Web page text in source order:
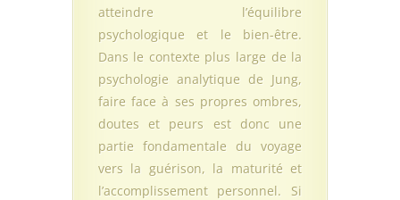
atteindre l’équilibre
psychologique et le bien-être.
Dans le contexte plus large de la
psychologie analytique de Jung,
faire face à ses propres ombres,
doutes et peurs est donc une
partie fondamentale du voyage
vers la guérison, la maturité et
l’accomplissement personnel. Si